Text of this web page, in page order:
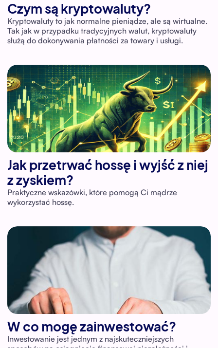
Czym są kryptowaluty?
Kryptowaluty to jak normalne pieniądze, ale są wirtualne.
Tak jak w przypadku tradycyjnych walut, kryptowaluty
służą do dokonywania płatności za towary i usługi.
Jak przetrwać hossę i wyjść z niej
z zyskiem?
Praktyczne wskazówki, które pomogą Ci mądrze
wykorzystać hossę.
W co mogę zainwestować?
Inwestowanie jest jednym z najskuteczniejszych